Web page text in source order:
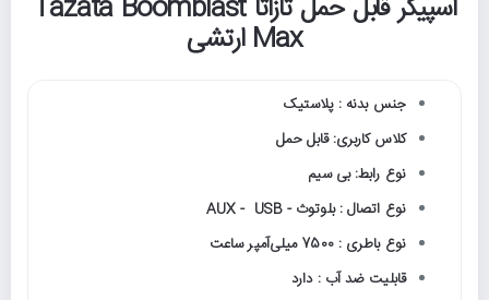
اسپیکر قابل حمل تازاتا Tazata Boomblast
Max ارتشی
جنس بدنه : پلاستیک
کلاس کاربری: قابل حمل
نوع رابط: بی سیم
نوع اتصال : بلوتوث - AUX - USB
نوع باطری : 7500 میلی‌آمپر ساعت
قابلیت ضد آب : دارد